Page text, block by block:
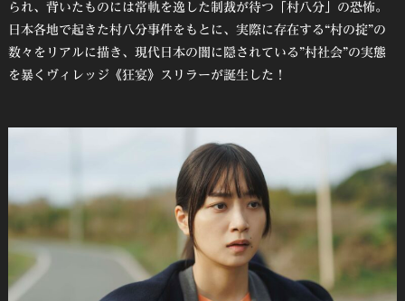
られ、背いたものには常軌を逸した制裁が待つ「村八分」の恐怖。
日本各地で起きた村八分事件をもとに、実際に存在する“村の掟”の
数々をリアルに描き、現代日本の闇に隠されている”村社会”の実態
を暴くヴィレッジ《狂宴》スリラーが誕生した！